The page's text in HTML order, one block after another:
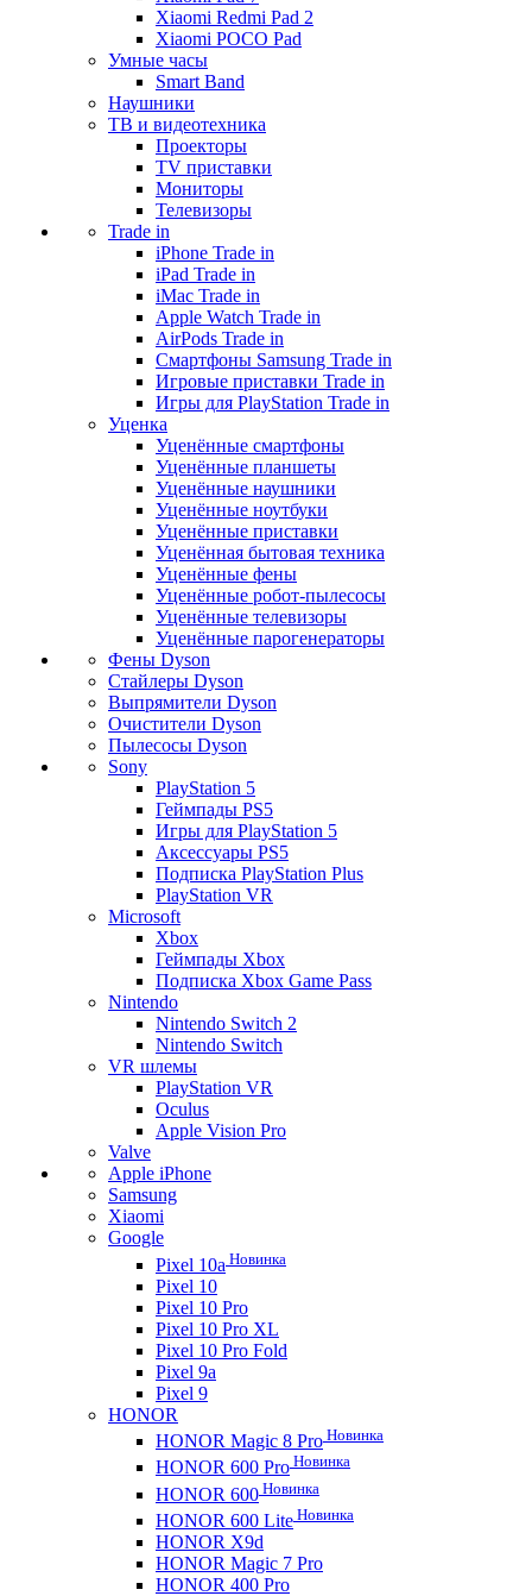
Xiaomi Redmi Pad 2
Xiaomi POCO Pad
Умные часы
Smart Band
Наушники
ТВ и видеотехника
Проекторы
TV приставки
Мониторы
Телевизоры
Trade in
iPhone Trade in
iPad Trade in
iMac Trade in
Apple Watch Trade in
AirPods Trade in
Смартфоны Samsung Trade in
Игровые приставки Trade in
Игры для PlayStation Trade in
Уценка
Уценённые смартфоны
Уценённые планшеты
Уценённые наушники
Уценённые ноутбуки
Уценённые приставки
Уценённая бытовая техника
Уценённые фены
Уценённые робот-пылесосы
Уценённые телевизоры
Уценённые парогенераторы
Фены Dyson
Стайлеры Dyson
Выпрямители Dyson
Очистители Dyson
Пылесосы Dyson
Sony
PlayStation 5
Геймпады PS5
Игры для PlayStation 5
Аксессуары PS5
Подписка PlayStation Plus
PlayStation VR
Microsoft
Xbox
Геймпады Xbox
Подписка Xbox Game Pass
Nintendo
Nintendo Switch 2
Nintendo Switch
VR шлемы
PlayStation VR
Oculus
Apple Vision Pro
Valve
Apple iPhone
Samsung
Xiaomi
Google
Pixel 10a Новинка
Pixel 10
Pixel 10 Pro
Pixel 10 Pro XL
Pixel 10 Pro Fold
Pixel 9a
Pixel 9
HONOR
HONOR Magic 8 Pro Новинка
HONOR 600 Pro Новинка
HONOR 600 Новинка
HONOR 600 Lite Новинка
HONOR X9d
HONOR Magic 7 Pro
HONOR 400 Pro